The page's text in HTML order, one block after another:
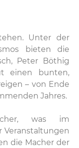
Unter der
bieten die
Peter Böthig
einen bunten,
– von Ende
Jahres.
was im
Veranstaltungen
die Macher der